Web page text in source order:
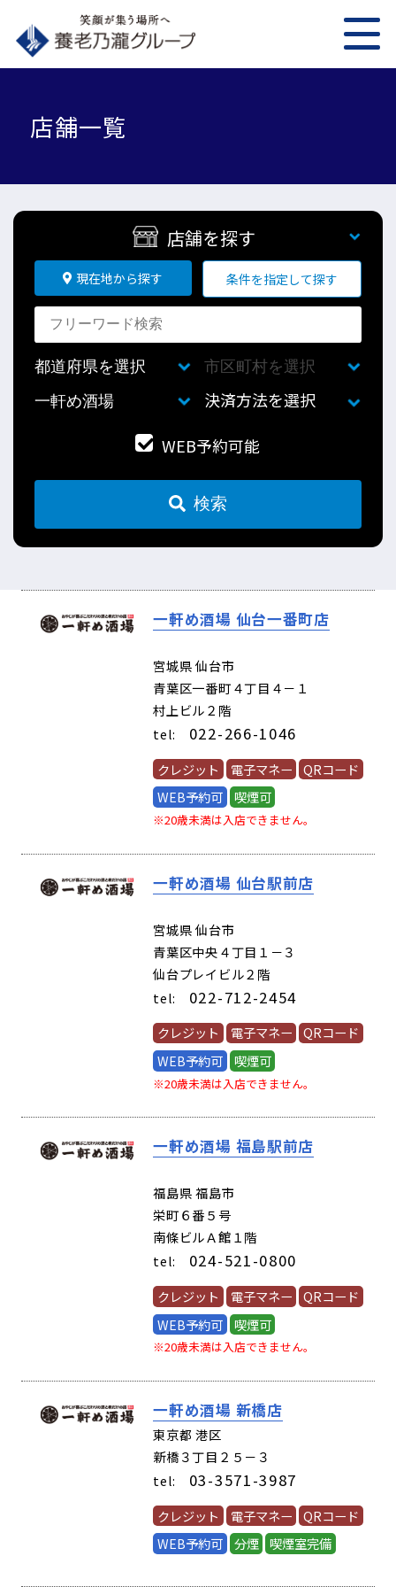
店舗一覧
店舗を探す
現在地から探す 条件を指定して探す
決済方法を選択
WEB予約可能
検索
一軒め酒場 仙台一番町店
宮城県 仙台市
青葉区一番町４丁目４－１
村上ビル２階
tel: 022-266-1046
クレジット 電子マネー
QRコード
WEB予約可
喫煙可
※20歳未満は入店できません。
一軒め酒場 仙台駅前店
宮城県 仙台市
青葉区中央４丁目１－３
仙台プレイビル２階
tel: 022-712-2454
クレジット 電子マネー
QRコード
WEB予約可
喫煙可
※20歳未満は入店できません。
一軒め酒場 福島駅前店
福島県 福島市
栄町６番５号
南條ビルＡ館１階
tel: 024-521-0800
クレジット 電子マネー
QRコード
WEB予約可
喫煙可
※20歳未満は入店できません。
一軒め酒場 新橋店
東京都 港区
新橋３丁目２５－３
tel: 03-3571-3987
クレジット 電子マネー
QRコード
WEB予約可
分煙 喫煙室完備